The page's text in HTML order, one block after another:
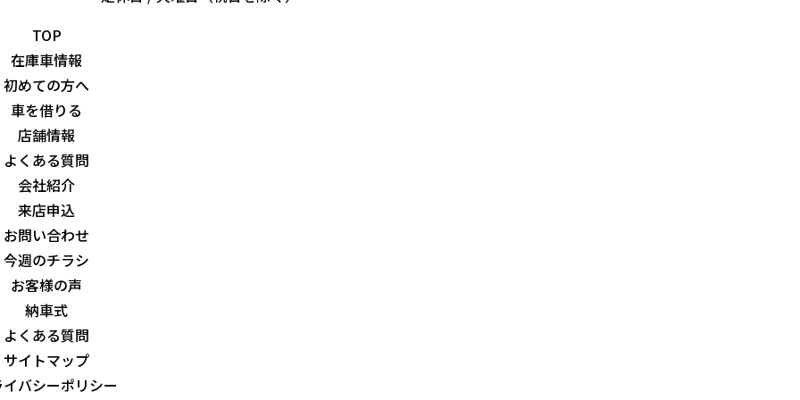
TOP
在庫車情報
初めての方へ
車を借りる
店舗情報
よくある質問
会社紹介
来店申込
お問い合わせ
今週のチラシ
お客様の声
納車式
よくある質問
サイトマップ
バシーポリシー